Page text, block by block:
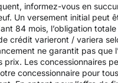
informez-vous en
Un versement initial peut
84 mois, l’obligation
crédit varieront / variera
ne garantit pas que
Les concessionnaires
concessionnaire pour